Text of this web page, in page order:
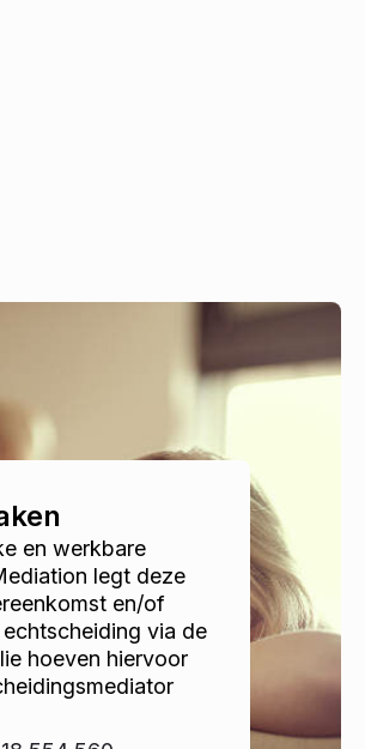
en werkbare
legt deze
en/of
via de
hoeven hiervoor